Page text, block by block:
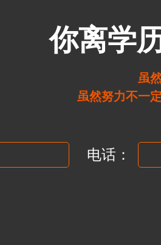
你离学
虽
虽然努力不一
电话：